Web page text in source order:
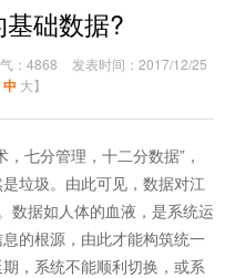
础数据?
：4868
发表时间：2017/12/25
中 大】
七分管理，十二分数据”，
垃圾。由此可见，数据对江
数据如人体的血液，是系统运
的根源，由此才能构筑统一
，系统不能顺利切换，或系